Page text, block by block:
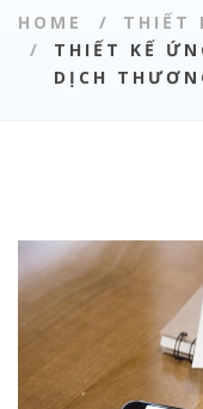
HOME
THIẾT
THIẾT KẾ
DỊCH